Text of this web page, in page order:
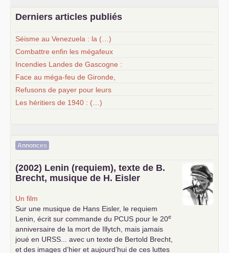
Derniers articles publiés
Séisme au Venezuela : la (…)
Combattre enfin les mégafeux
Incendies Landes de Gascogne :
Face au méga-feu de Gironde,
Refusons de payer pour leurs
Les héritiers de 1940 : (…)
Annonces
(2002) Lenin (requiem), texte de B.
Brecht, musique de H. Eisler
Un film
Sur une musique de Hans Eisler, le requiem
Lenin, écrit sur commande du PCUS pour le 20e
anniversaire de la mort de Illytch, mais jamais
joué en URSS... avec un texte de Bertold Brecht,
et des images d’hier et aujourd’hui de ces luttes